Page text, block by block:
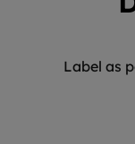
Label as